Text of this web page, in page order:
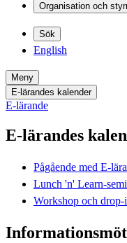
Organisation och
Sök
English
Meny
E-lärandes kalender
E-lärande
E-lärandes
Pågående med E-
Lunch 'n' Learn-
Workshop och